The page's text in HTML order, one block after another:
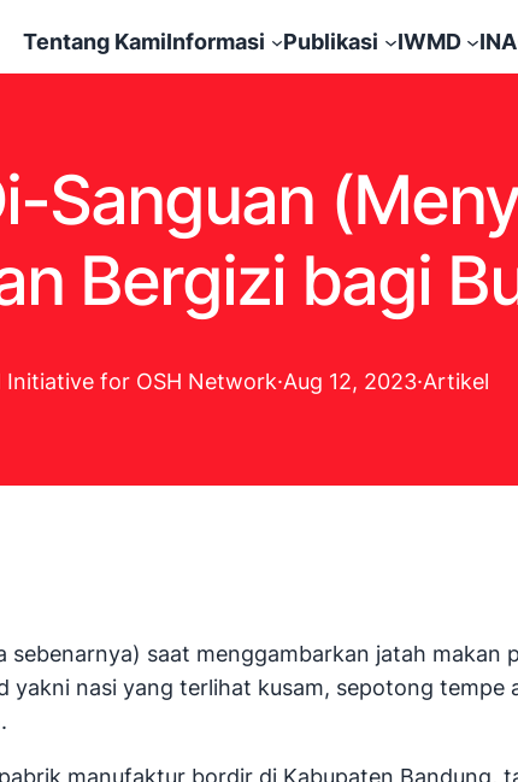
Tentang KamiInformasi Publikasi IWMD
Sanguan
Bergizi bagi
Initiative for OSH Network·Aug 12, 2023·Artikel
sebenarnya) saat menggambarkan jatah
yakni nasi yang terlihat kusam, sepotong
manufaktur bordir di Kabupaten Bandung,